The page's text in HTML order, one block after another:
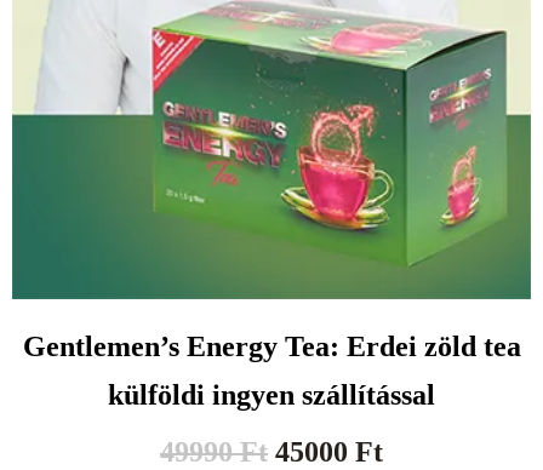
Gentlemen’s Energy Tea: Erdei zöld tea
külföldi ingyen szállítással
49990Ft 45000 Ft